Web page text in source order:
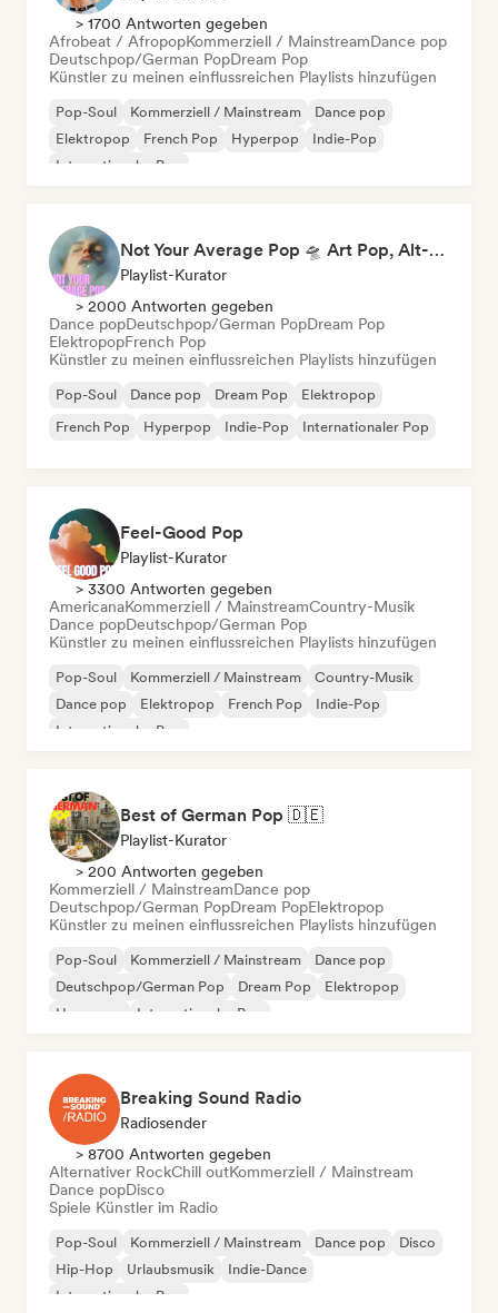
> 1700 Antworten gegeben
Afrobeat / AfropopKommerziell / MainstreamDance pop
Deutschpop/German PopDream Pop
Künstler zu meinen einflussreichen Playlists hinzufügen
Pop-Soul Kommerziell / Mainstream
Dance pop
Elektropop
French Pop Hyperpop
Indie-Pop
Internationaler Pop
Not Your Average Pop 🛸 Art Pop, Alt-Pop & Indie Pop
Playlist-Kurator
> 2000 Antworten gegeben
Dance popDeutschpop/German PopDream Pop
ElektropopFrench Pop
Künstler zu meinen einflussreichen Playlists hinzufügen
Pop-Soul Dance pop Dream Pop
Elektropop
French Pop
Hyperpop Indie-Pop Internationaler Pop
Feel-Good Pop
Playlist-Kurator
> 3300 Antworten gegeben
AmericanaKommerziell / MainstreamCountry-Musik
Dance popDeutschpop/German Pop
Künstler zu meinen einflussreichen Playlists hinzufügen
Pop-Soul Kommerziell / Mainstream
Country-Musik
Dance pop
Elektropop French Pop
Indie-Pop
Internationaler Pop
Best of German Pop 🇩🇪
Playlist-Kurator
> 200 Antworten gegeben
Kommerziell / MainstreamDance pop
Deutschpop/German PopDream PopElektropop
Künstler zu meinen einflussreichen Playlists hinzufügen
Pop-Soul Kommerziell / Mainstream
Dance pop
Deutschpop/German Pop
Dream Pop
Elektropop
Hyperpop
Internationaler Pop
Breaking Sound Radio
Radiosender
> 8700 Antworten gegeben
Alternativer RockChill outKommerziell / Mainstream
Dance popDisco
Spiele Künstler im Radio
Pop-Soul Kommerziell / Mainstream Dance pop
Disco
Hip-Hop
Urlaubsmusik
Indie-Dance
Internationaler Pop